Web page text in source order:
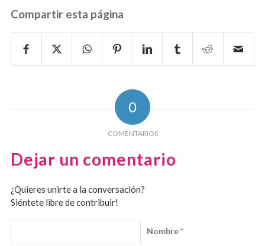
Compartir esta página
0
COMENTARIOS
Dejar un comentario
¿Quieres unirte a la conversación?
Siéntete libre de contribuir!
Nombre*